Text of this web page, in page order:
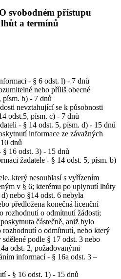
svobodném přístupu
a termínů
- § 6 odst. l) - 7 dnů
nebo příliš obecné
písm. b) - 7 dnů
nevztahující se k působnosti
odst.5, písm. c) - 7 dnů
- § 14 odst. 5, písm. d) - 15 dnů
informace ze závažných
dnů
16 odst. 3) - 15 dnů
žadatele - § 14 odst. 5, písm. b)
který nesouhlasí s vyřízením
v § 6; kterému po uplynutí lhůty
nebo §14 odst. 6 nebyla
předložena konečná licenční
rozhodnutí o odmítnutí žádosti;
částečně, aniž bylo
rozhodnutí o odmítnutí, nebo který
podle § 17 odst. 3 nebo
odst. 2, požadovanými
informací - § 16a odst. 3 –
- § 16 odst. 1) - 15 dnů